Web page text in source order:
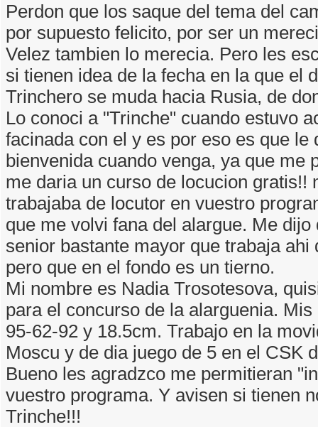
Perdon que los saque del tema del
por supuesto felicito, por ser un
Velez tambien lo merecia. Pero les
si tienen idea de la fecha en la que el
Trinchero se muda hacia Rusia, de
Lo conoci a "Trinche" cuando estuvo
facinada con el y es por eso es que le
bienvenida cuando venga, ya que me
me daria un curso de locucion gratis!!
trabajaba de locutor en vuestro
que me volvi fana del alargue. Me dijo
senior bastante mayor que trabaja ahi
pero que en el fondo es un tierno.
Mi nombre es Nadia Trosotesova,
para el concurso de la alarguenia.
95-62-92 y 18.5cm. Trabajo en la
Moscu y de dia juego de 5 en el CSK
Bueno les agradzco me permitieran
vuestro programa. Y avisen si tienen
Trinche!!!